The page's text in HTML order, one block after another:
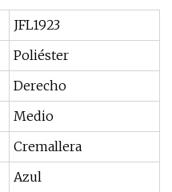
JFL1923
Poliéster
Derecho
Medio
Cremallera
Azul